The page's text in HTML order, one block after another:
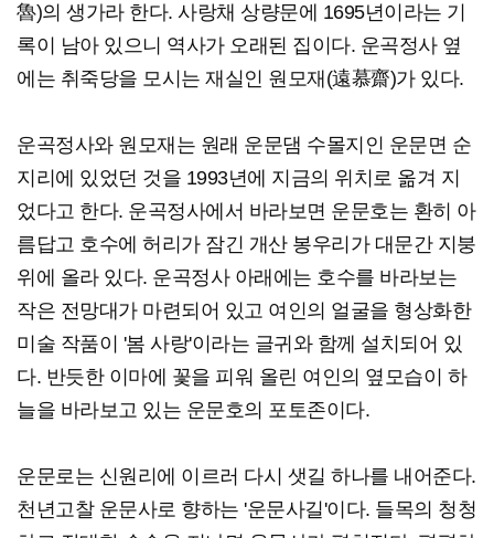
魯)의 생가라 한다. 사랑채 상량문에 1695년이라는 기
록이 남아 있으니 역사가 오래된 집이다. 운곡정사 옆
에는 취죽당을 모시는 재실인 원모재(遠慕齋)가 있다.
운곡정사와 원모재는 원래 운문댐 수몰지인 운문면 순
지리에 있었던 것을 1993년에 지금의 위치로 옮겨 지
었다고 한다. 운곡정사에서 바라보면 운문호는 환히 아
름답고 호수에 허리가 잠긴 개산 봉우리가 대문간 지붕
위에 올라 있다. 운곡정사 아래에는 호수를 바라보는
작은 전망대가 마련되어 있고 여인의 얼굴을 형상화한
미술 작품이 '봄 사랑'이라는 글귀와 함께 설치되어 있
다. 반듯한 이마에 꽃을 피워 올린 여인의 옆모습이 하
늘을 바라보고 있는 운문호의 포토존이다.
운문로는 신원리에 이르러 다시 샛길 하나를 내어준다.
천년고찰 운문사로 향하는 '운문사길'이다. 들목의 청청